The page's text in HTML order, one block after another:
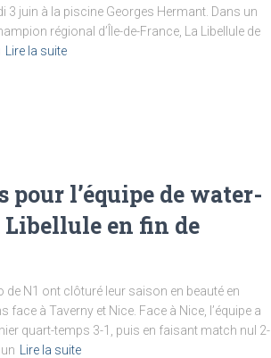
3 juin à la piscine Georges Hermant. Dans un
régional d’Île-de-France, La Libellule de
Lire la suite
l’équipe de water-
en fin de
de N1 ont clôturé leur saison en beauté en
à Taverny et Nice. Face à Nice, l’équipe a
quart-temps 3-1, puis en faisant match nul 2-
Lire la suite